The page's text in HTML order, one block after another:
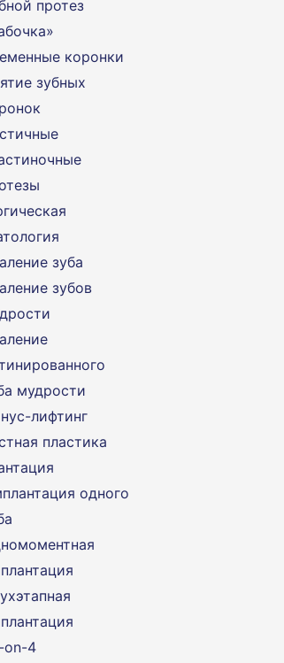
протез
коронки
зубных
зуба
зубов
мудрости
лифтинг
пластика
одного
on-4